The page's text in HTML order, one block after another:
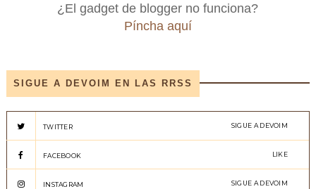
¿El gadget de blogger no funciona?
Píncha aquí
SIGUE A DEVOIM EN LAS RRSS
TWITTER SIGUE A DEVOIM
FACEBOOK LIKE
INSTAGRAM SIGUE A DEVOIM